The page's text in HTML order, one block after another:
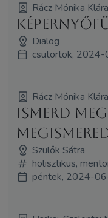
Rácz Mónika Klára
Dialog
csütörtök,
Rácz Mónika Klára
Ismerd
Szülők Sátra
holisztikus,
péntek, 2024-